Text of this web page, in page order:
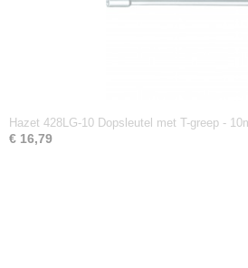
Hazet 428LG-10 Dopsleutel met T-greep -
€ 16,79